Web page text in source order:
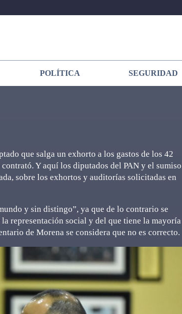
POLÍTICA SEGURIDAD
que salga un exhorto a los gastos de los 42
Y aquí los diputados del PAN y el sumiso
sobre los exhortos y auditorías solicitadas en
y sin distingo”, ya que de lo contrario se
representación social y del que tiene la mayoría
de Morena se considera que no es correcto.